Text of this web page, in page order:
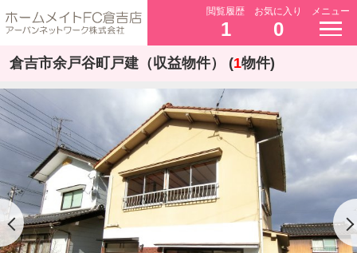
閲覧履歴
1
お気に入り
0
メニュー
倉吉市余戸谷町戸建（収益物件） (1物件)